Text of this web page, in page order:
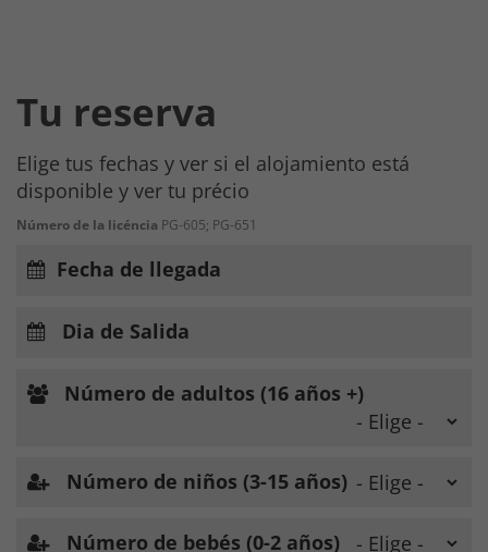
Tu reserva
Elige tus fechas y ver si el alojamiento está
disponible y ver tu précio
Número de la licéncia PG-605; PG-651
Fecha de llegada
Dia de Salida
Número de adultos (16 años +)
Número de niños (3-15 años)
Número de bebés (0-2 años)